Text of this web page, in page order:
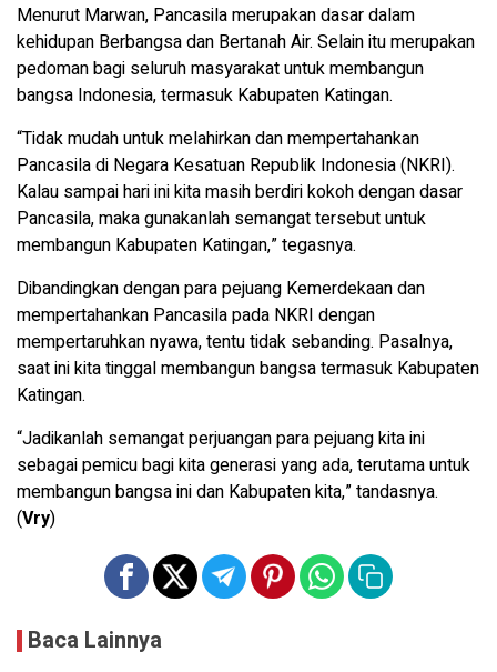
Menurut Marwan, Pancasila merupakan dasar dalam
kehidupan Berbangsa dan Bertanah Air. Selain itu merupakan
pedoman bagi seluruh masyarakat untuk membangun
bangsa Indonesia, termasuk Kabupaten Katingan.
“Tidak mudah untuk melahirkan dan mempertahankan
Pancasila di Negara Kesatuan Republik Indonesia (NKRI).
Kalau sampai hari ini kita masih berdiri kokoh dengan dasar
Pancasila, maka gunakanlah semangat tersebut untuk
membangun Kabupaten Katingan,” tegasnya.
Dibandingkan dengan para pejuang Kemerdekaan dan
mempertahankan Pancasila pada NKRI dengan
mempertaruhkan nyawa, tentu tidak sebanding. Pasalnya,
saat ini kita tinggal membangun bangsa termasuk Kabupaten
Katingan.
“Jadikanlah semangat perjuangan para pejuang kita ini
sebagai pemicu bagi kita generasi yang ada, terutama untuk
membangun bangsa ini dan Kabupaten kita,” tandasnya.
(Vry)
Baca Lainnya